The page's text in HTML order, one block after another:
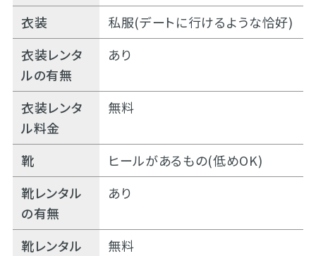
衣装
私服(デートに行けるような恰好)
衣装レンタ
ルの有無
あり
衣装レンタ
ル料金
無料
靴
ヒールがあるもの(低めOK)
靴レンタル
の有無
あり
靴レンタル
無料